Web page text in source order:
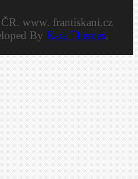
www. frantiskani.cz
By Rara Themes.